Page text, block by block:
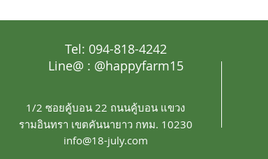
Tel: 094-818-4242
Line@ : @happyfarm15
1/2 ซอยคู้บอน 22 ถนนคู้บอน แขวง
รามอินทรา เขตคันนายาว กทม. 10230
info@18-july.com